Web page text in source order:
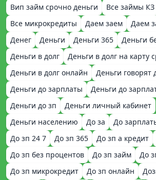
Вип займ срочно деньги
Все займы КЗ
Все микрокредиты
Даем заем
Даем
Денег
Деньги Деньги 365
Деньги
Деньги в долг
Деньги в долг на карту
Деньги в долг онлайн
Деньги говорят
Деньги до зарплаты
Деньги до
Деньги до зп
Деньги личный кабинет
Деньги населению
До за До
До зп 24 7
До зп 365 До зп а кредит
До зп без процентов
До зп займ
До
До зп микрокредит
До зп онлайн